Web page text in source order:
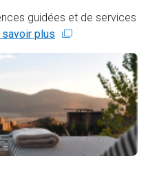
guidées et de services
savoir plus